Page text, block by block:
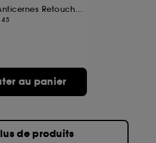
Pinceau Anticernes Retouche Instantanée
45
au panier
de produits
techniques, le dépôt et la
requiert votre accord. Vous
de "tout accepter".
les informations de
ces Cookies, pour les
Voous pouvez à tout